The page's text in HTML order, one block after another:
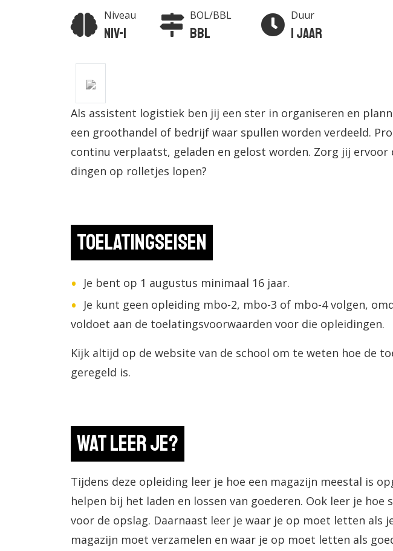
Niveau
Niv-1
BOL/BBL
BBL
Duur
1 jaar
Als assistent logistiek ben jij een ster in organiseren en
een groothandel of bedrijf waar spullen worden verdeeld.
continu verplaatst, geladen en gelost worden. Zorg jij ervoor
dingen op rolletjes lopen?
Toelatingseisen
Je bent op 1 augustus minimaal 16 jaar.
Je kunt geen opleiding mbo-2, mbo-3 of mbo-4 volgen,
voldoet aan de toelatingsvoorwaarden voor die opleidingen.
Kijk altijd op de website van de school om te weten hoe de
geregeld is.
Wat leer je?
Tijdens deze opleiding leer je hoe een magazijn meestal is
helpen bij het laden en lossen van goederen. Ook leer je hoe
voor de opslag. Daarnaast leer je waar je op moet letten als
magazijn moet verzamelen en waar je op moet letten als